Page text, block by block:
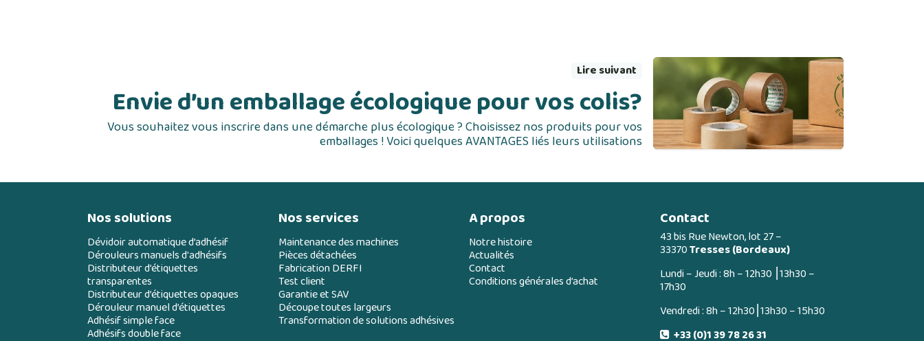
Lire suivant
Envie d’un emballage écologique pour vos colis?
Vous souhaitez vous inscrire dans une démarche plus écologique ? Choisissez nos produits pour vos
emballages ! Voici quelques AVANTAGES liés leurs utilisations
Nos solutions
Dévidoir automatique d’adhésif
Dérouleurs manuels d'adhésifs
Distributeur d’étiquettes
transparentes
Distributeur d’étiquettes opaques
Dérouleur manuel d’étiquettes
Adhésif simple face
Adhésifs double face
Nos services
Maintenance des machines
Pièces détachées
Fabrication DERFI
Test client
Garantie et SAV
Découpe toutes largeurs
Transformation de solutions adhésives
A propos
Notre histoire
Actualités
Contact
Conditions générales d’achat
Contact
43 bis Rue Newton, lot 27 –
33370Tresses (Bordeaux)
Lundi – Jeudi : 8h – 12h30 ⎮13h30 –
17h30
Vendredi : 8h – 12h30⎮13h30 – 15h30
+33 (0)1 39 78 26 31